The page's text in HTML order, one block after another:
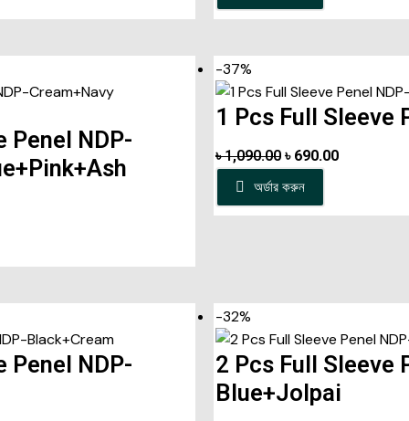
Penel NDP-
-37%
1 Pcs Full Sleeve
৳1,090.00 ৳ 690.00
অর্ডার করুন
Penel NDP-
-32%
2 Pcs Full Sleeve
Blue+Jolpai